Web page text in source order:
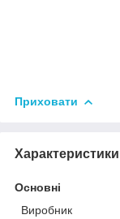
Приховати
Характеристики
Основні
Виробник